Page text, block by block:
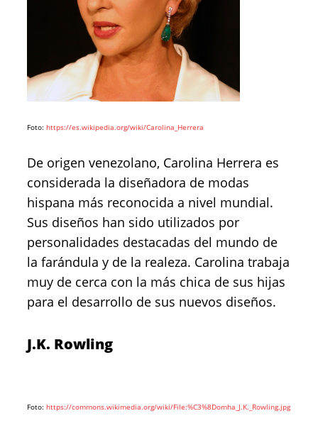
Foto: https://es.wikipedia.org/wiki/Carolina_Herrera
De origen venezolano, Carolina Herrera es
considerada la diseñadora de modas
hispana más reconocida a nivel mundial.
Sus diseños han sido utilizados por
personalidades destacadas del mundo de
la farándula y de la realeza. Carolina trabaja
muy de cerca con la más chica de sus hijas
para el desarrollo de sus nuevos diseños.
J.K. Rowling
Foto: https://commons.wikimedia.org/wiki/File:%C3%8Domha_J.K._Rowling.jpg